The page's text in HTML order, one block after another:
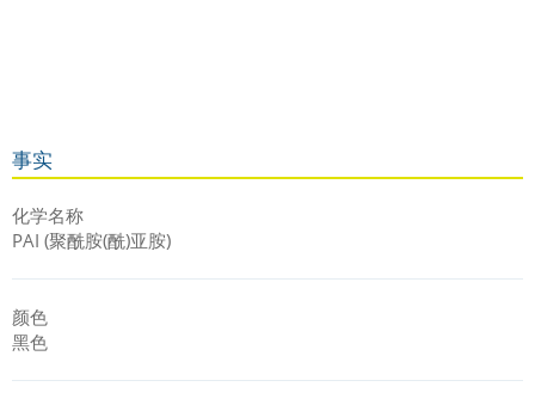
事实
化学名称
PAI (聚酰胺(酰)亚胺)
颜色
黑色